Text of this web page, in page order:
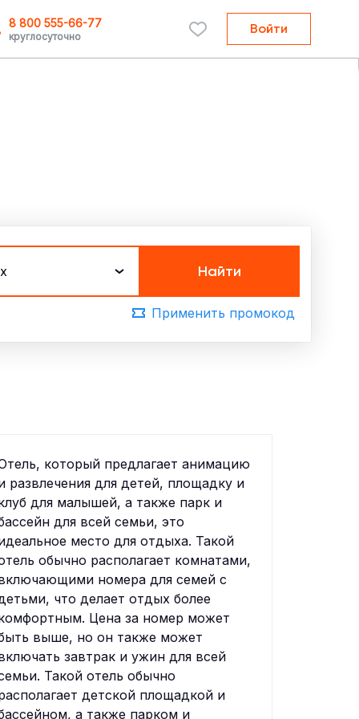
8 800 555-66-77
круглосуточно
Войти
Найти
Применить промокод
который предлагает анимацию
развлечения для детей, площадку и
для малышей, а также парк и
для всей семьи, это
место для отдыха. Такой
обычно располагает комнатами,
номера для семей с
что делает отдых более
Цена за номер может
выше, но он также может
завтрак и ужин для всей
Такой отель обычно
детской площадкой и
а также парком и